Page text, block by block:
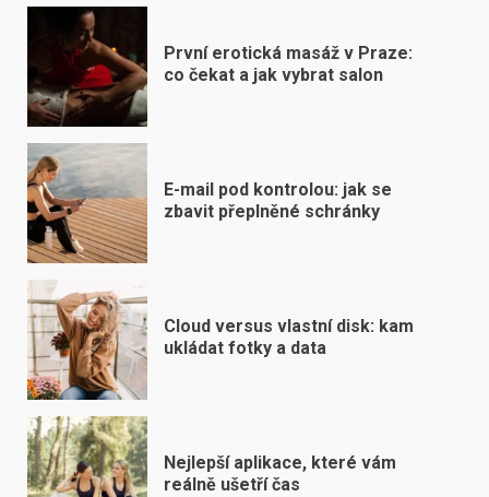
První erotická masáž v Praze:
co čekat a jak vybrat salon
E-mail pod kontrolou: jak se
zbavit přeplněné schránky
Cloud versus vlastní disk: kam
ukládat fotky a data
Nejlepší aplikace, které vám
reálně ušetří čas